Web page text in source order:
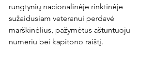
rungtynių nacionalinėje rinktinėje
sužaidusiam veteranui perdavė
marškinėlius, pažymėtus aštuntuoju
numeriu bei kapitono raištį.